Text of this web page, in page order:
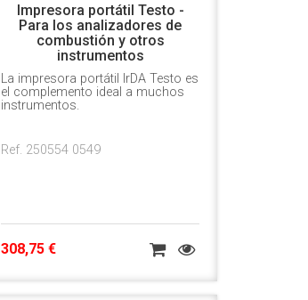
Impresora portátil Testo -
Para los analizadores de
combustión y otros
instrumentos
La impresora portátil IrDA Testo es
el complemento ideal a muchos
instrumentos.
Ref. 250554 0549
308,75 €